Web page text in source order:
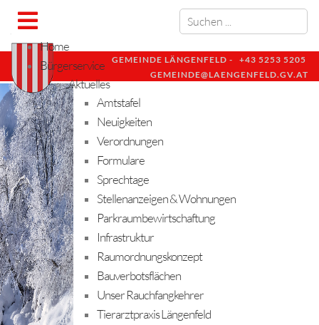
GEMEINDE LÄNGENFELD - +43 5253 5205
GEMEINDE@LAENGENFELD.GV.AT
Home
Bürgerservice
Aktuelles
Amtstafel
Neuigkeiten
Verordnungen
Formulare
Sprechtage
Stellenanzeigen & Wohnungen
Parkraumbewirtschaftung
Infrastruktur
Raumordnungskonzept
Bauverbotsflächen
Unser Rauchfangkehrer
Tierarztpraxis Längenfeld